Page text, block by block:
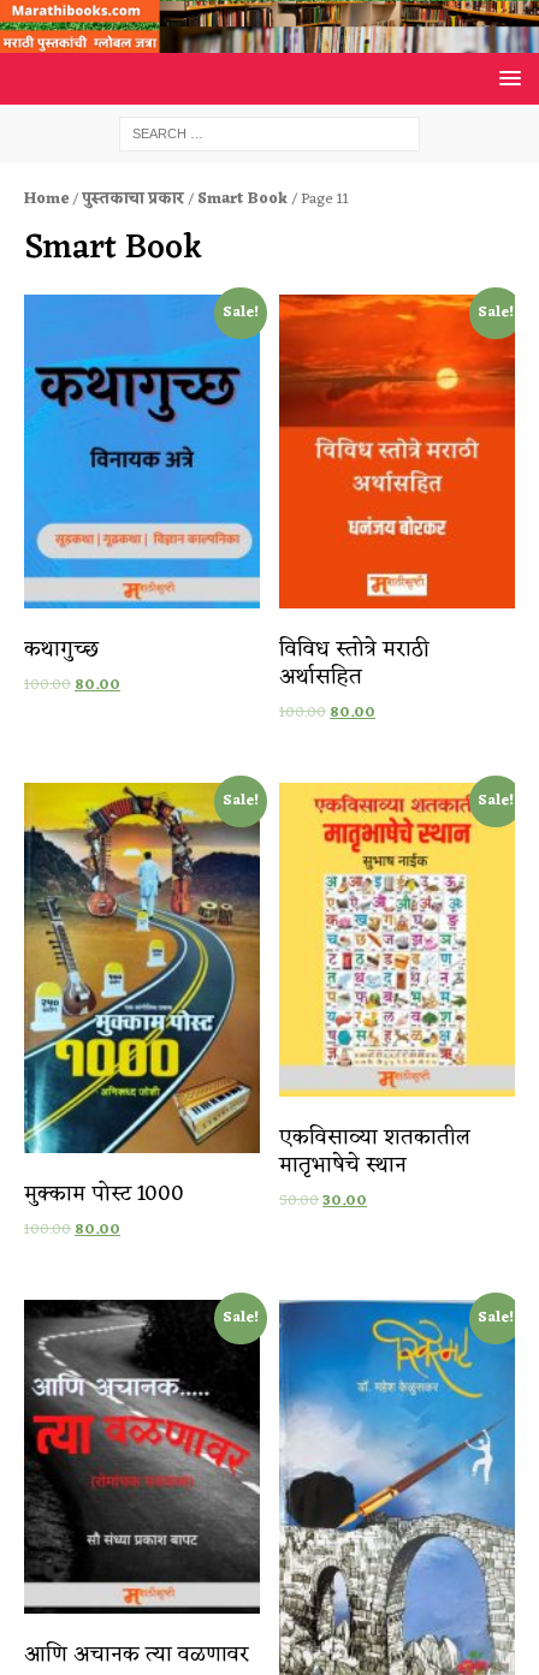
Home/पुस्तकाचा प्रकार/Smart Book/ Page 11
Smart Book
Sale!
कथागुच्छ
100.0080.00
Sale!
विविध स्तोत्रे मराठी
अर्थासहित
100.0080.00
Sale!
मुक्काम पोस्ट 1000
100.0080.00
Sale!
एकविसाव्या शतकातील
मातृभाषेचे स्थान
50.0030.00
Sale!
आणि अचानक त्या वळणावर
Sale!